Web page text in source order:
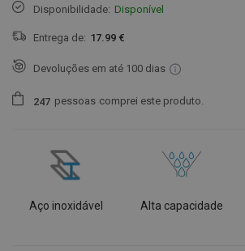
Disponibilidade: Disponível
Entrega de: 17.99 €
Devoluções em até 100 dias
247 pessoas comprei este produto.
Aço inoxidável Alta capacidade